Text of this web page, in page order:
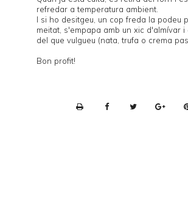
refredar a temperatura ambient.
I si ho desitgeu, un cop freda la podeu
meitat, s'empapa amb un xic d'almívar i
del que vulgueu (nata, trufa o crema
Bon profit!